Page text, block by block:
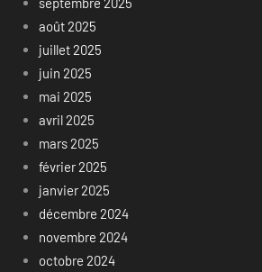
août 2025
juillet 2025
juin 2025
mai 2025
avril 2025
mars 2025
février 2025
janvier 2025
décembre 2024
novembre 2024
octobre 2024